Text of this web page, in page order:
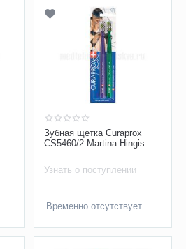
Зубная щетка Curaprox
CS5460/2 Martina Hingis
2 шт
Узнать о поступлении
Временно отсутствует